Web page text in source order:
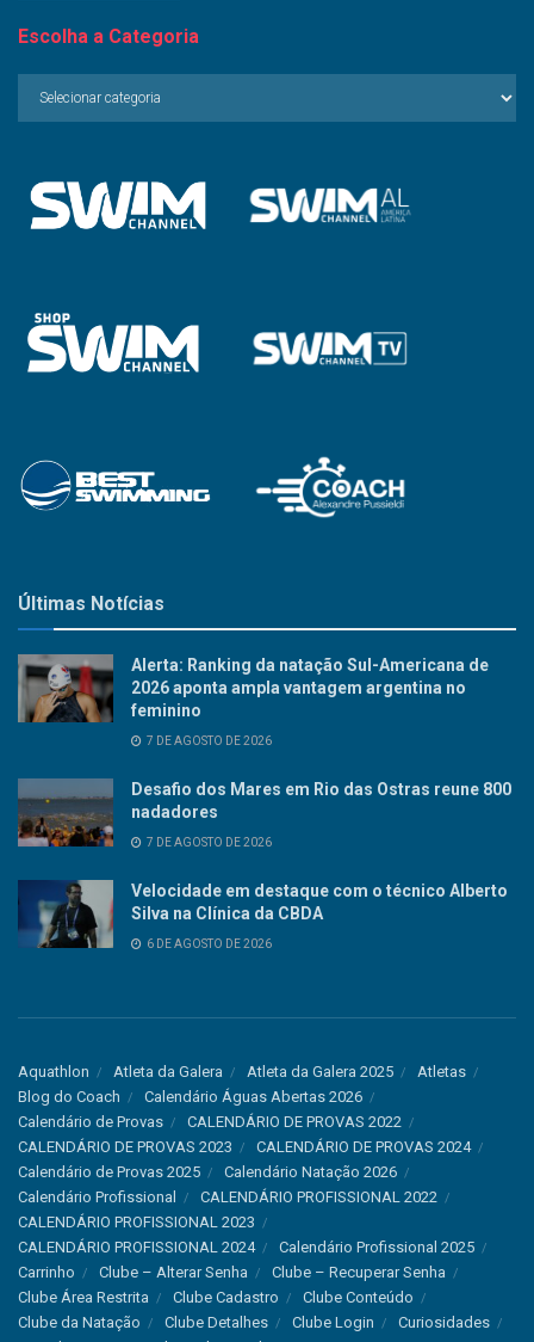
Escolha a Categoria
Escolha
Últimas Notícias
Alerta: Ranking da natação Sul-Americana de
2026 aponta ampla vantagem argentina no
feminino
7 DE AGOSTO DE 2026
Desafio dos Mares em Rio das Ostras reune 800
nadadores
7 DE AGOSTO DE 2026
Velocidade em destaque com o técnico Alberto
Silva na Clínica da CBDA
6 DE AGOSTO DE 2026
Aquathlon Atleta da Galera Atleta da Galera 2025
Atletas
Blog do Coach
Calendário Águas Abertas 2026
Calendário de Provas
CALENDÁRIO DE PROVAS 2022
CALENDÁRIO DE PROVAS 2023
CALENDÁRIO DE PROVAS 2024
Calendário de Provas 2025
Calendário Natação 2026
Calendário Profissional
CALENDÁRIO PROFISSIONAL 2022
CALENDÁRIO PROFISSIONAL 2023
CALENDÁRIO PROFISSIONAL 2024
Calendário Profissional 2025
Carrinho
Clube – Alterar Senha
Clube – Recuperar Senha
Clube Área Restrita
Clube Cadastro
Clube Conteúdo
Clube da Natação
Clube Detalhes Clube Login
Curiosidades